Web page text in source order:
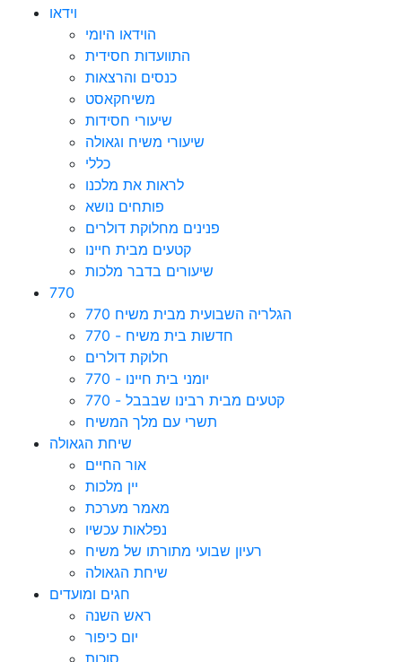
וידאו
הוידאו היומי
התוועדות חסידית
כנסים והרצאות
משיחקאסט
שיעורי חסידות
שיעורי משיח וגאולה
כללי
לראות את מלכנו
פותחים נושא
פנינים מחלוקת דולרים
קטעים מבית חיינו
שיעורים בדבר מלכות
770
הגלריה השבועית מבית משיח 770
חדשות בית משיח - 770
חלוקת דולרים
יומני בית חיינו - 770
קטעים מבית רבינו שבבבל - 770
תשרי עם מלך המשיח
שיחת הגאולה
אור החיים
יין מלכות
מאמר מערכת
נפלאות עכשיו
רעיון שבועי מתורתו של משיח
שיחת הגאולה
חגים ומועדים
ראש השנה
יום כיפור
סוכות